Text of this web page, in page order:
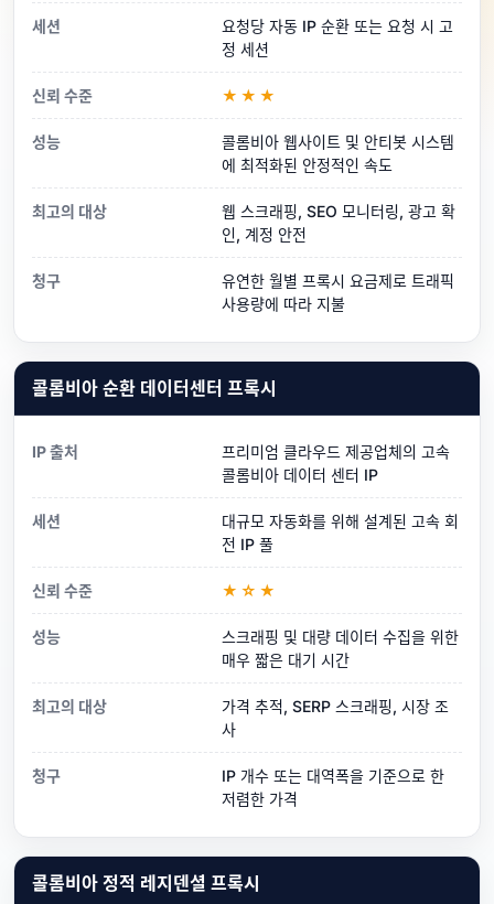
세션
요청당 자동 IP 순환 또는 요청 시 고
정 세션
신뢰 수준 ★★★
성능
콜롬비아 웹사이트 및 안티봇 시스템
에 최적화된 안정적인 속도
최고의 대상
웹 스크래핑, SEO 모니터링, 광고 확
인, 계정 안전
청구
유연한 월별 프록시 요금제로 트래픽
사용량에 따라 지불
콜롬비아 순환 데이터센터 프록시
IP 출처
프리미엄 클라우드 제공업체의 고속
콜롬비아 데이터 센터 IP
세션
대규모 자동화를 위해 설계된 고속 회
전 IP 풀
신뢰 수준 ★☆★
성능
스크래핑 및 대량 데이터 수집을 위한
매우 짧은 대기 시간
최고의 대상
가격 추적, SERP 스크래핑, 시장 조
사
청구
IP 개수 또는 대역폭을 기준으로 한
저렴한 가격
콜롬비아 정적 레지덴셜 프록시